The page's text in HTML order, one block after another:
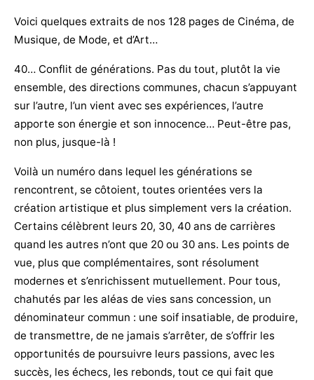
Voici quelques extraits de nos 128 pages de Cinéma, de
Musique, de Mode, et d’Art…
40… Conflit de générations. Pas du tout, plutôt la vie
ensemble, des directions communes, chacun s’appuyant
sur l’autre, l’un vient avec ses expériences, l’autre
apporte son énergie et son innocence… Peut-être pas,
non plus, jusque-là !
Voilà un numéro dans lequel les générations se
rencontrent, se côtoient, toutes orientées vers la
création artistique et plus simplement vers la création.
Certains célèbrent leurs 20, 30, 40 ans de carrières
quand les autres n’ont que 20 ou 30 ans. Les points de
vue, plus que complémentaires, sont résolument
modernes et s’enrichissent mutuellement. Pour tous,
chahutés par les aléas de vies sans concession, un
dénominateur commun : une soif insatiable, de produire,
de transmettre, de ne jamais s’arrêter, de s’offrir les
opportunités de poursuivre leurs passions, avec les
succès, les échecs, les rebonds, tout ce qui fait que